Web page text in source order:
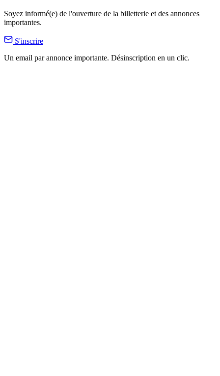
Soyez informé(e) de l'ouverture de la billetterie et des annonces
importantes.
S'inscrire
Un email par annonce importante. Désinscription en un clic.